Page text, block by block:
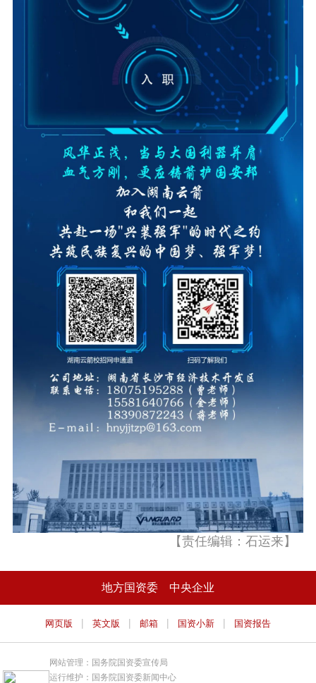
【责任编辑：石运来】
地方国资委 中央企业
网页版 | 英文版 | 邮箱 | 国资小新 | 国资报告
网站管理：国务院国资委宣传局
运行维护：国务院国资委新闻中心